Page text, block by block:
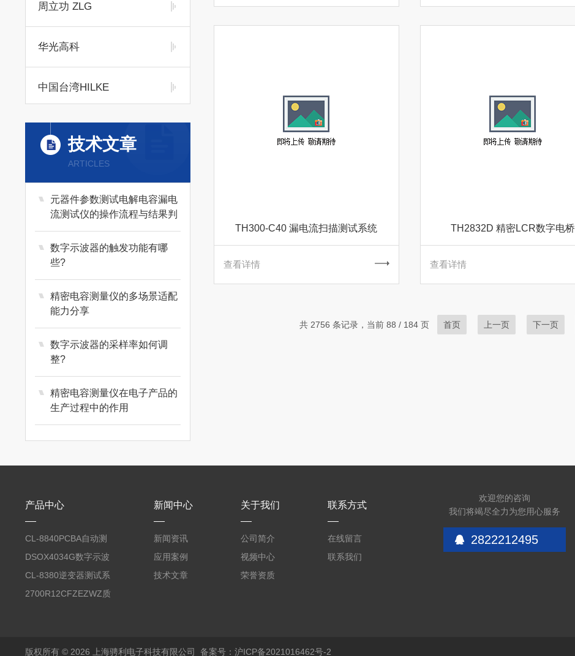
周立功 ZLG
华光高科
中国台湾HILKE
施耐德
德国 TESTEC
艾默生
远方
华仪EEC
热销产品
自动测试系统ATE
线束线缆测试仪器
自动测试系统
技术文章
ARTICLES
元器件参数测试电解电容漏电
流测试仪的操作流程与结果判
定
数字示波器的触发功能有哪
些?
精密电容测量仪的多场景适配
能力分享
数字示波器的采样率如何调
整?
精密电容测量仪在电子产品的
生产过程中的作用
TH300-C40 漏电流扫描测试系统
查看详情
TH2832D 精密LCR数字电桥
查看详情
共 2756 条记录，当前 88 / 184 页 首页 上一页 下一页
产品中心
CL-8840PCBA自动测
试台系统
DSOX4034G数字示波
器
CL-8380逆变器测试系
统台
2700R12CFZEZWZ质
新闻中心
新闻资讯
应用案例
技术文章
关于我们
公司简介
视频中心
荣誉资质
联系方式
在线留言
联系我们
欢迎您的咨询
我们将竭尽全力为您用心服务
2822212495
版权所有 © 2026 上海骋利电子科技有限公司 备案号：沪ICP备2021016462号-2